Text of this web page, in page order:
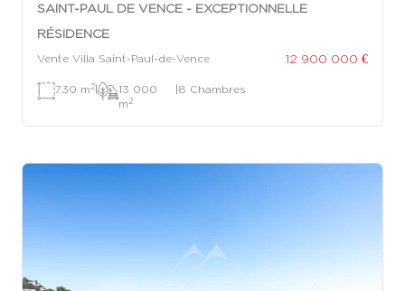
SAINT-PAUL DE VENCE - EXCEPTIONNELLE
RÉSIDENCE
Vente Villa Saint-Paul-de-Vence 12 900 000 €
730 m 2|
13 000
m 2
|8 Chambres